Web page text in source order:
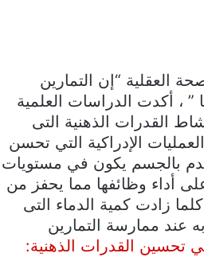
العقلية “إن التمارين
” ، أكدت الدراسات العلمية
القدرات الذهنية التى
الإدراكية التي تحسن
بالجسم يكون في مستويات
أداء وظائفها مما يحفز من
زادت كمية الدماء التى
عند ممارسة التمارين
تحسين القدرات الذهنية: